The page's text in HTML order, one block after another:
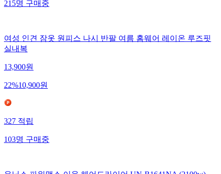
215명구매중
여성 인견 잠옷 원피스 나시 반팔 여름 홈웨어 레이온 루즈핏
실내복
13,900원
22%10,900원
327적립
103명구매중